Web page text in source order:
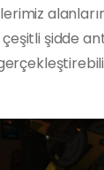
şidde